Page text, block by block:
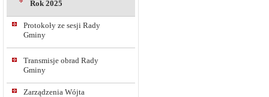
Rok 2025
Protokoły ze sesji Rady
Gminy
Transmisje obrad Rady
Gminy
Zarządzenia Wójta